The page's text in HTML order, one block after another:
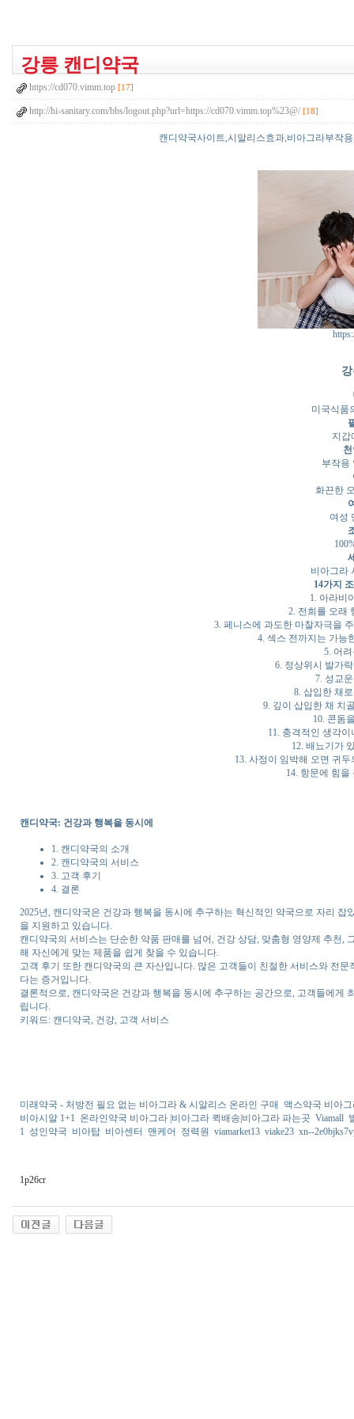
강릉 캔디약국
https://cd070.vimm.top [17]
http://hi-sanitary.com/bbs/logout.php?url=https://cd070.vimm.top%23@/ [18]
캔디약국사이트,시알리스효과,비아그라부작
미국식품
지갑
부작용
화끈한
여성
비아그라
14가지
1. 아라비
2. 전희를 오래
3. 페니스에 과도한 마찰자극을
4. 섹스 전까지는 가능
5. 어
6. 정상위시 발가
7. 성교
8. 삽입한 채
9. 깊이 삽입한 채 치
10. 콘돔
11. 충격적인 생각
12. 배뇨기가
13. 사정이 임박해 오면 귀
14. 항문에 힘을
캔디약국: 건강과 행복을 동시에
1. 캔디약국의 소개
2. 캔디약국의 서비스
3. 고객 후기
4. 결론
2025년, 캔디약국은 건강과 행복을 동시에 추구하는 혁신적인 약국으로 자리
을 지원하고 있습니다.
캔디약국의 서비스는 단순한 약품 판매를 넘어, 건강 상담, 맞춤형 영양제 추천
해 자신에게 맞는 제품을 쉽게 찾을 수 있습니다.
고객 후기 또한 캔디약국의 큰 자산입니다. 많은 고객들이 친절한 서비스와 전
다는 증거입니다.
결론적으로, 캔디약국은 건강과 행복을 동시에 추구하는 공간으로, 고객들에
립니다.
키워드: 캔디약국, 건강, 고객 서비스
미래약국 - 처방전 필요 없는 비아그라 & 시알리스 온라인 구매 맥스약국 비아
비아시알 1+1
온라인약국 비아그라 |비아그라 퀵배송|비아그라 파는곳 Viamall
1
성인약국 비아탑 비아센터 맨케어 정력원 viamarket13 viake23 xn--
1p26cr